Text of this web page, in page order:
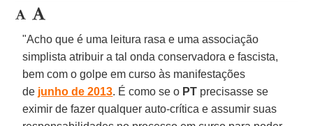
"Acho que é uma leitura rasa e uma associação
simplista atribuir a tal onda conservadora e fascista,
bem com o golpe em curso às manifestações
de junho de 2013. É como se o PT precisasse se
eximir de fazer qualquer auto-crítica e assumir suas